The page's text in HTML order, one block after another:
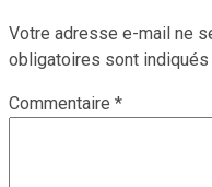
Votre adresse e-mail ne
obligatoires sont indiqués
Commentaire *